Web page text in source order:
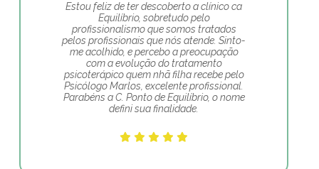
Estou feliz de ter descoberto a clínico ca
Equilíbrio, sobretudo pelo
profissionalismo que somos tratados
pelos profissionais que nós atende. Sinto-
me acolhido, e percebo a preocupação
com a evolução do tratamento
psicoterápico quem nhã filha recebe pelo
Psicólogo Marlos, excelente profissional.
Parabéns a C. Ponto de Equilíbrio, o nome
defini sua finalidade.